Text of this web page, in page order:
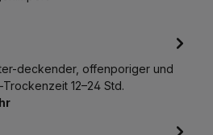
deckender, offenporiger und
12–24 Std.